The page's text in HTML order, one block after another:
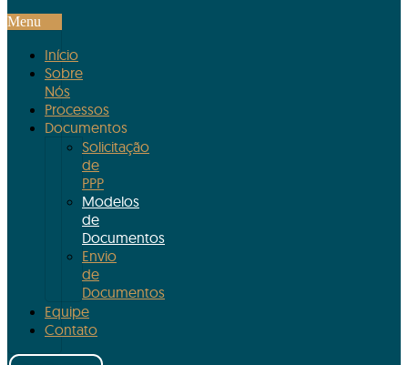
Menu
Início
Sobre
Nós
Processos
Documentos
Solicitação
de
PPP
Modelos
de
Documentos
Envio
de
Documentos
Equipe
Contato